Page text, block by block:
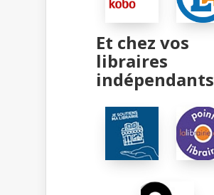
Et chez vos
libraires
indépendants